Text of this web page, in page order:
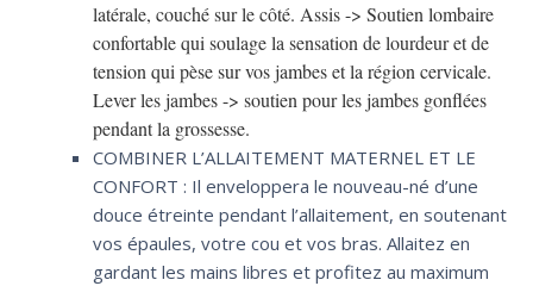
latérale, couché sur le côté. Assis -> Soutien lombaire
confortable qui soulage la sensation de lourdeur et de
tension qui pèse sur vos jambes et la région cervicale.
Lever les jambes -> soutien pour les jambes gonflées
pendant la grossesse.
COMBINER L’ALLAITEMENT MATERNEL ET LE
CONFORT : Il enveloppera le nouveau-né d’une
douce étreinte pendant l’allaitement, en soutenant
vos épaules, votre cou et vos bras. Allaitez en
gardant les mains libres et profitez au maximum